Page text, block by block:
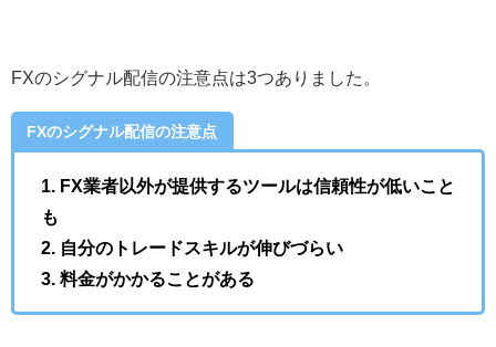
FXのシグナル配信の注意点は3つありました。
FXのシグナル配信の注意点
1. FX業者以外が提供するツールは信頼性が低いこと
も
2. 自分のトレードスキルが伸びづらい
3. 料金がかかることがある